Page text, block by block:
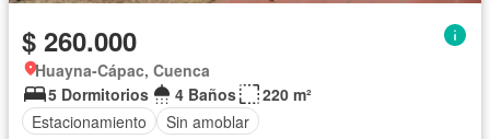
$ 260.000
Huayna-Cápac, Cuenca
5 Dormitorios
4 Baños
220 m²
Estacionamiento
Sin amoblar